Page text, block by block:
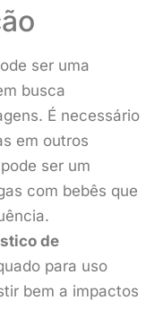
ser uma
busca
É necessário
em outros
ser um
com bebês que
de
para uso
bem a impactos